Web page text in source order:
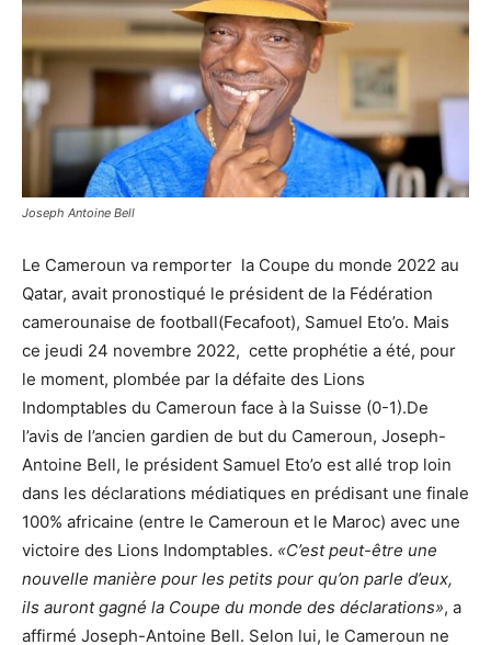
Joseph Antoine Bell
Le Cameroun va remporter la Coupe du monde 2022 au
Qatar, avait pronostiqué le président de la Fédération
camerounaise de football(Fecafoot), Samuel Eto’o. Mais
ce jeudi 24 novembre 2022, cette prophétie a été, pour
le moment, plombée par la défaite des Lions
Indomptables du Cameroun face à la Suisse (0-1).De
l’avis de l’ancien gardien de but du Cameroun, Joseph-
Antoine Bell, le président Samuel Eto’o est allé trop loin
dans les déclarations médiatiques en prédisant une finale
100% africaine (entre le Cameroun et le Maroc) avec une
victoire des Lions Indomptables. «C’est peut-être une
nouvelle manière pour les petits pour qu’on parle d’eux,
ils auront gagné la Coupe du monde des déclarations», a
affirmé Joseph-Antoine Bell. Selon lui, le Cameroun ne